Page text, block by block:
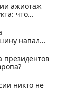
ажиотаж
что
напали
президентов
никто не